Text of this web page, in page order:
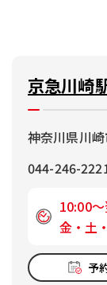
京急川崎
神奈川県川
044-246-
10:00
金・土
予